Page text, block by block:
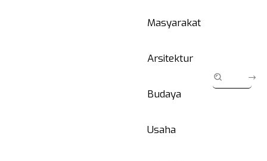
Masyarakat
Arsitektur
Budaya
Usaha